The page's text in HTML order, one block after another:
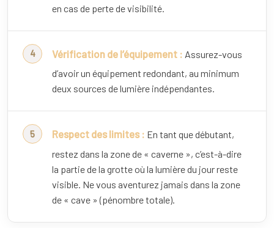
en cas de perte de visibilité.
Vérification de l’équipement : Assurez-vous
d’avoir un équipement redondant, au minimum
deux sources de lumière indépendantes.
Respect des limites : En tant que débutant,
restez dans la zone de « caverne », c’est-à-dire
la partie de la grotte où la lumière du jour reste
visible. Ne vous aventurez jamais dans la zone
de « cave » (pénombre totale).